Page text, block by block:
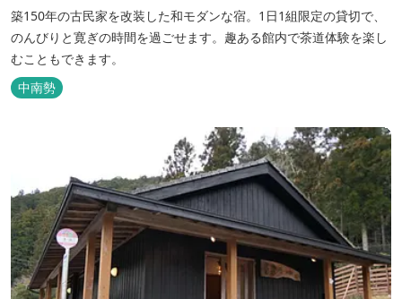
築150年の古民家を改装した和モダンな宿。1日1組限定の貸切で、
のんびりと寛ぎの時間を過ごせます。趣ある館内で茶道体験を楽し
むこともできます。
中南勢